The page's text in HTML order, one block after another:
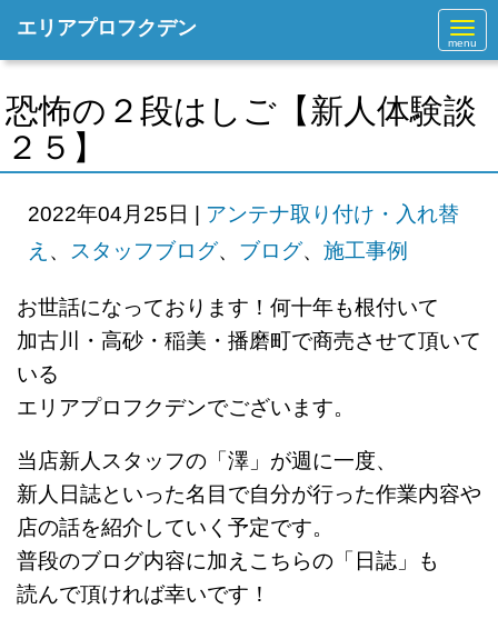
N
a
v
g
a
o
エリアプロフクデン
恐怖の２段はしご【新人体験談
２５】
2022年04月25日 | アンテナ取り付け・入れ替
え 、 スタッフブログ、 ブログ、 施工事例
お世話になっております！何十年も根付いて
加古川・高砂・稲美・播磨町で商売させて頂いて
いる
エリアプロフクデンでございます。
当店新人スタッフの「澤」が週に一度、
新人日誌といった名目で自分が行った作業内容や
店の話を紹介していく予定です。
普段のブログ内容に加えこちらの「日誌」も
読んで頂ければ幸いです！